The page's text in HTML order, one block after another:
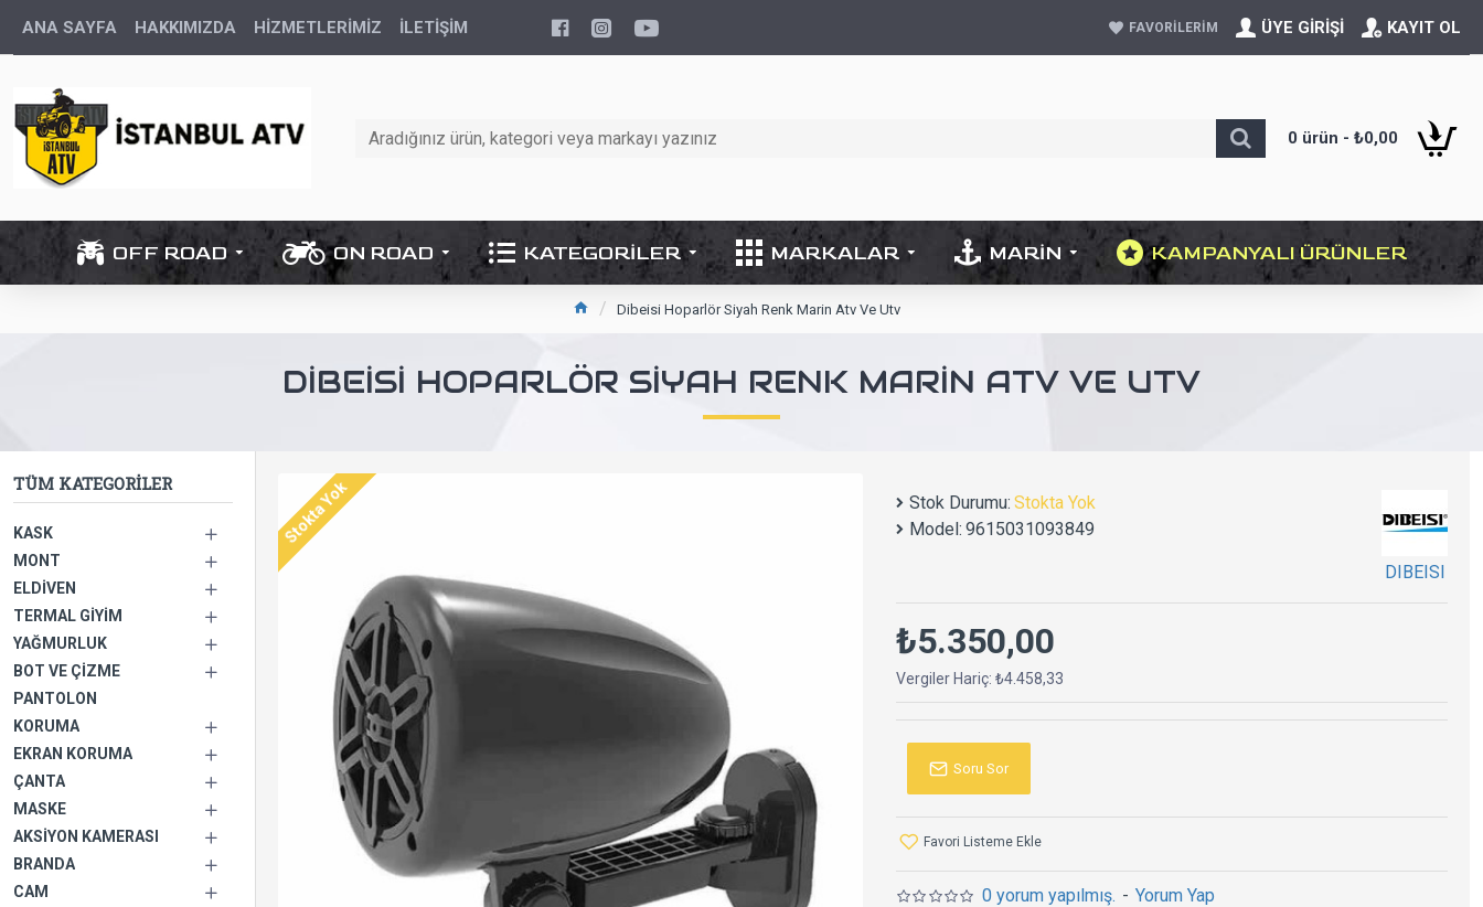
ANA SAYFA HAKKIMIZDA HİZMETLERİMİZ İLETIŞIM FAVORILERIM ÜYE GIRIŞI KAYIT OL
0 ürün - ₺0,00
OFF ROAD ON ROAD KATEGORILER MARKALAR MARIN KAMPANYALI ÜRÜNLER
Dibeisi Hoparlör Siyah Renk Marin Atv Ve Utv
DIBEISI HOPARLÖR SIYAH RENK MARIN ATV VE UTV
TÜM KATEGORILER
KASK
MONT
ELDIVEN
TERMAL GIYIM
YAĞMURLUK
BOT VE ÇIZME
PANTOLON
KORUMA
EKRAN KORUMA
ÇANTA
MASKE
AKSIYON KAMERASI
BRANDA
CAM
Stokta Yok Stok Durumu: Stokta Yok
Model: 9615031093849
DIBEISI
0 yorum yapılmış. - Yorum Yap
₺5.350,00
Vergiler Hariç: ₺4.458,33
Soru Sor
Favori Listeme Ekle